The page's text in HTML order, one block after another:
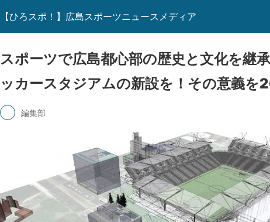
【ひろスポ！】広島スポーツニュースメディア
スポーツで広島都心部の歴史と文化を継
ッカースタジアムの新設を！その意義を
編集部